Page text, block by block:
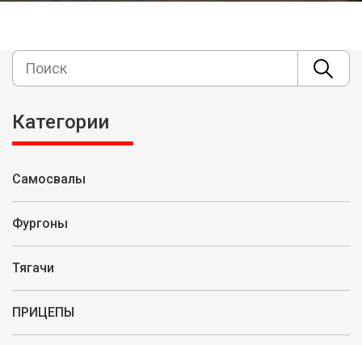
Категории
Самосвалы
Фургоны
Тягачи
ПРИЦЕПЫ